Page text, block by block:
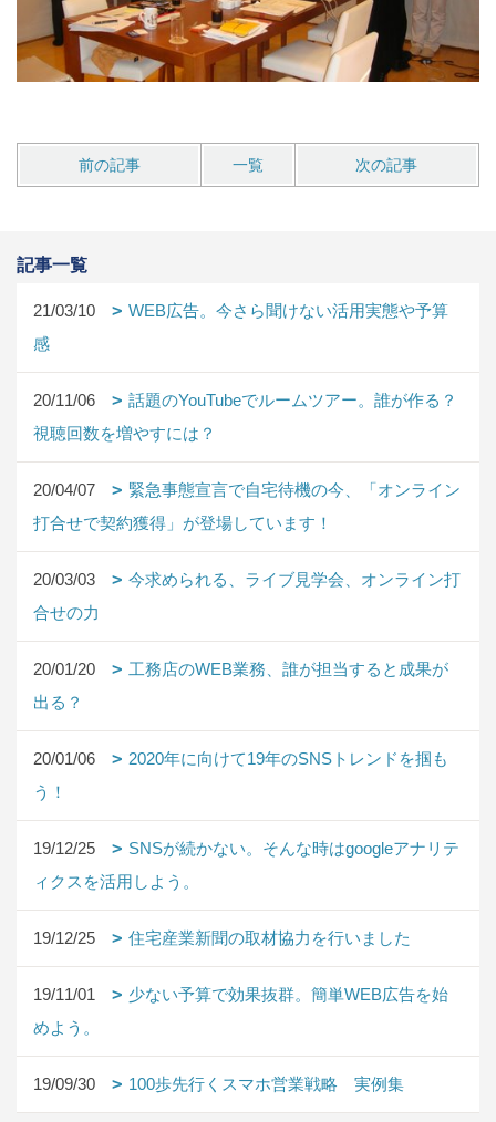
前の記事 一覧 次の記事
記事一覧
21/03/10
WEB広告。今さら聞けない活用実態や予算
感
20/11/06
話題のYouTubeでルームツアー。誰が作る？
視聴回数を増やすには？
20/04/07
緊急事態宣言で自宅待機の今、「オンライン
打合せで契約獲得」が登場しています！
20/03/03
今求められる、ライブ見学会、オンライン打
合せの力
20/01/20
工務店のWEB業務、誰が担当すると成果が
出る？
20/01/06
2020年に向けて19年のSNSトレンドを掴も
う！
19/12/25
SNSが続かない。そんな時はgoogleアナリテ
ィクスを活用しよう。
19/12/25 住宅産業新聞の取材協力を行いました
19/11/01
少ない予算で効果抜群。簡単WEB広告を始
めよう。
19/09/30 100歩先行くスマホ営業戦略 実例集